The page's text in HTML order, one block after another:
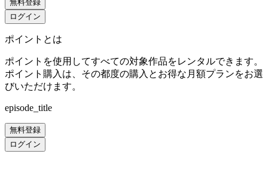
無料登録
ログイン
ポイントとは
ポイントを使用してすべての対象作品をレンタルできます。
ポイント購入は、その都度の購入とお得な月額プランをお選
びいただけます。
episode_title
無料登録
ログイン